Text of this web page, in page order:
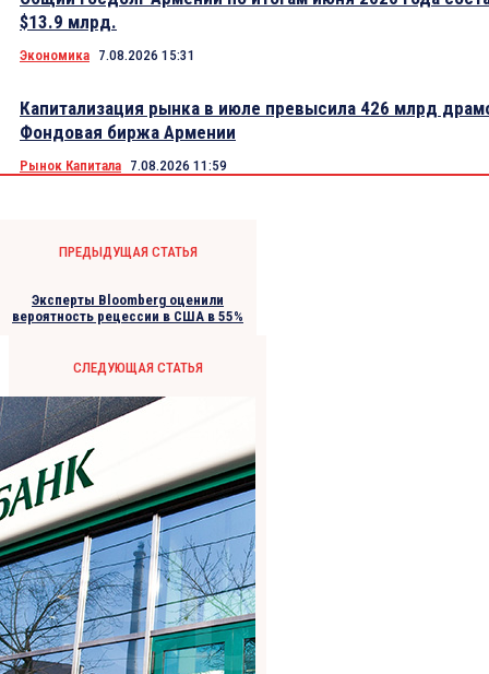
$13.9 млрд.
Экономика 7.08.2026 15:31
Капитализация рынка в июле превысила 426 млрд
Фондовая биржа Армении
Рынок Капитала 7.08.2026 11:59
ПРЕДЫДУЩАЯ СТАТЬЯ
Эксперты Bloomberg оценили
вероятность рецессии в США в 55%
СЛЕДУЮЩАЯ СТАТЬЯ